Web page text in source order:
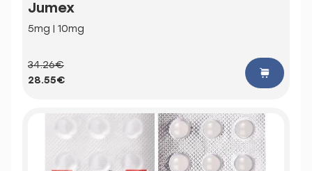
Jumex
5mg | 10mg
34.26€
28.55€